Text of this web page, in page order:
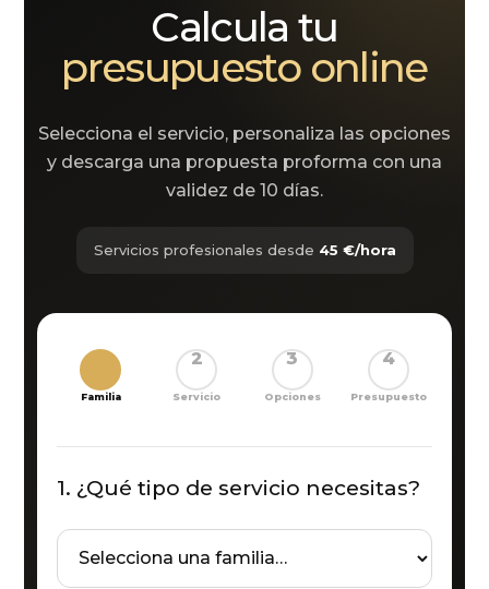
Calcula tu
presupuesto online
Selecciona el servicio, personaliza las opciones
y descarga una propuesta proforma con una
validez de 10 días.
Servicios profesionales desde 45 €/hora
Familia
2
Servicio
3
Opciones
4
Presupuesto
1. ¿Qué tipo de servicio necesitas?